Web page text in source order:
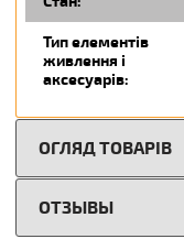
Тип елементів
живлення і
аксесуарів:
ОГЛЯД ТОВАРІВ
ОТЗЫВЫ